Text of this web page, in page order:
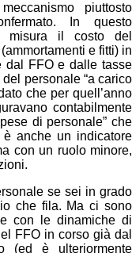
piuttosto
In questo
misura il costo del
e fitti) in
dal FFO e dalle tasse
personale “a carico
che per quell’anno
contabilmente
di personale” che
è anche un indicatore
con un ruolo minore,
se sei in grado
che fila. Ma ci sono
con le dinamiche di
FFO in corso già dal
(ed è ulteriormente